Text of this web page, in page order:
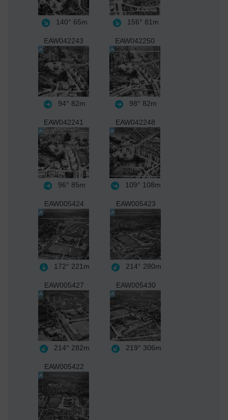
140° 65m 156° 81m
EAW042243
94° 82m
EAW042250
98° 82m
EAW042241
96° 85m
EAW042248
109° 108m
EAW005424
172° 221m
EAW005423
214° 280m
EAW005427
214° 282m
EAW005430
219° 306m
EAW005422